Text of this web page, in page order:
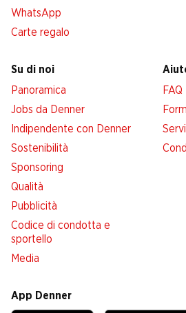
WhatsApp
Carte regalo
Su di noi
Panoramica
Jobs da Denner
Indipendente con Denner
Sostenibilità
Sponsoring
Qualità
Pubblicità
Codice di condotta e
sportello
Media
FAQ
App Denner